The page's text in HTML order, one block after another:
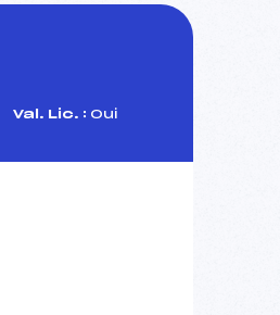
Val. Lic. : Oui